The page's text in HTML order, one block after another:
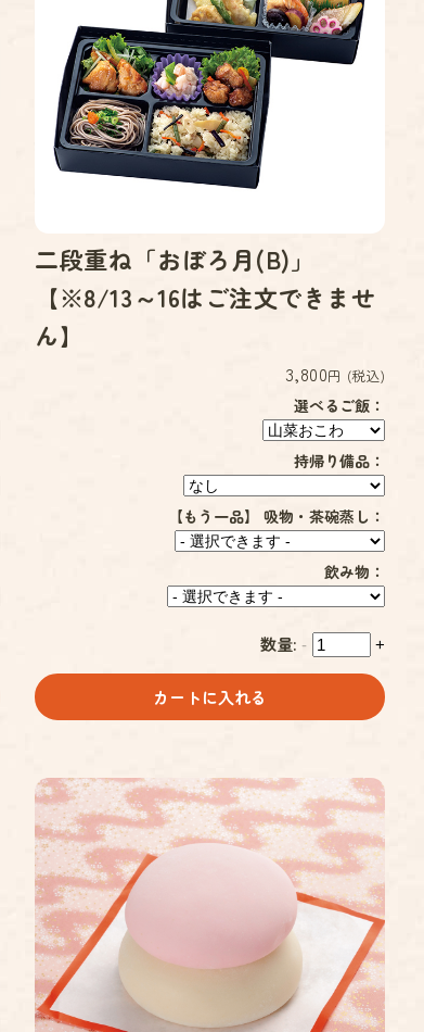
二段重ね「おぼろ月(B)」
【※8/13～16はご注文できませ
ん】
3,800円 (税込)
選べるご飯：
持帰り備品：
【もう一品】 吸物・茶碗蒸し：
飲み物：
数量: - +
カートに入れる